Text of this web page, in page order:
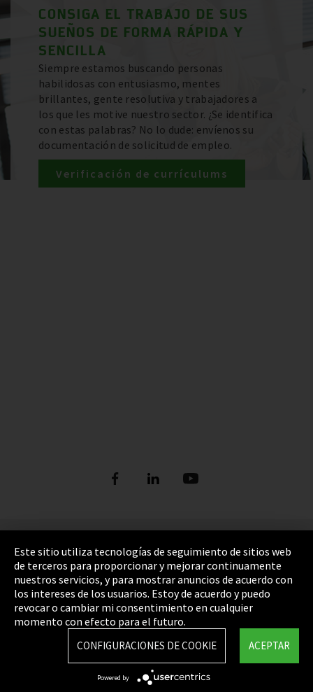
CONSIGA EL TRABAJO DE SUS
SUEÑOS DE FORMA RÁPIDA Y
SENCILLA
Siempre estamos buscando personas
habilidosas con entusiasmo, mentes
brillantes, gente resolutiva y trabajadores a
los que les motive nuestro sector. ¿Se identifica
con estas palabras? No lo dude: envíenos su
documentación de solicitud de empleo.
Verificación de currículums
Pie de imprenta
Política de privacidad
Cookie Settings
Términos y Condiciones
Mapa del sitio
Integrity Line
Este sitio utiliza tecnologías de seguimiento de sitios web
de terceros para proporcionar y mejorar continuamente
nuestros servicios, y para mostrar anuncios de acuerdo con
los intereses de los usuarios. Estoy de acuerdo y puedo
revocar o cambiar mi consentimiento en cualquier
momento con efecto para el futuro.
ACEPTAR
CONFIGURACIONES DE COOKIE
Powered by